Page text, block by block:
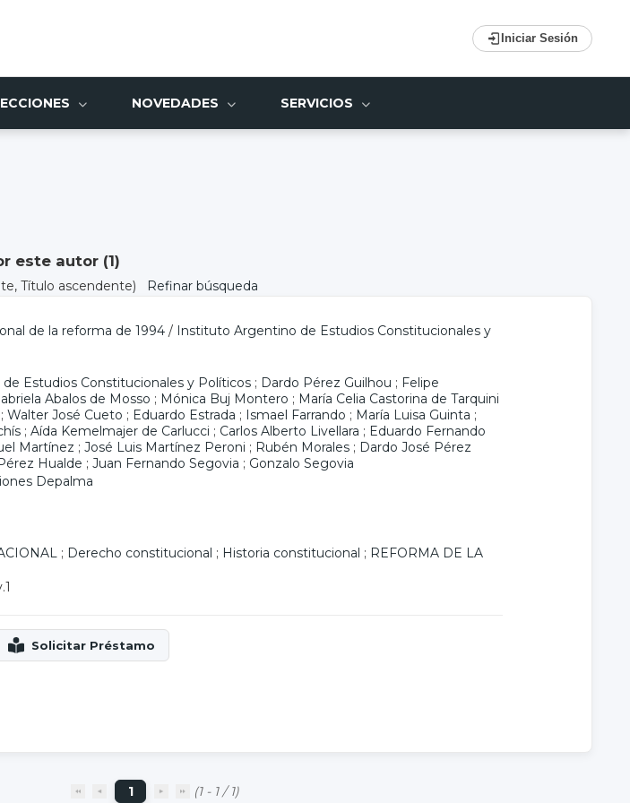
Iniciar Sesión
NOVEDADES SERVICIOS
este autor (1)
Título ascendente) Refinar búsqueda
de la reforma de 1994 / Instituto Argentino de Estudios Constitucionales y
Estudios Constitucionales y Políticos ; Dardo Pérez Guilhou ; Felipe
Abalos de Mosso ; Mónica Buj Montero ; María Celia Castorina de Tarquini
; Walter José Cueto ; Eduardo Estrada ; Ismael Farrando ; María Luisa Guinta ;
; Aída Kemelmajer de Carlucci ; Carlos Alberto Livellara ; Eduardo Fernando
Martínez ; José Luis Martínez Peroni ; Rubén Morales ; Dardo José Pérez
Hualde ; Juan Fernando Segovia ; Gonzalo Segovia
Depalma
; Derecho constitucional ; Historia constitucional ; REFORMA DE LA
1 (1 - 1 / 1)